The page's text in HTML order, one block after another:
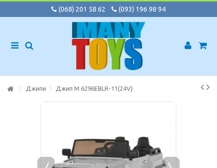
(068) 201 58 62 (093) 196 98 94
Джипи Джип M 6296EBLR-11(24V)